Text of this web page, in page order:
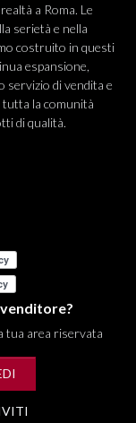
a Roma. Le
serietà e nella
costruito in questi
espansione,
servizio di vendita e
tutta la comunità
di qualità.
tua area riservata